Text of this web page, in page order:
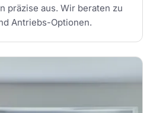
präzise aus. Wir beraten zu
Antriebs-Optionen.